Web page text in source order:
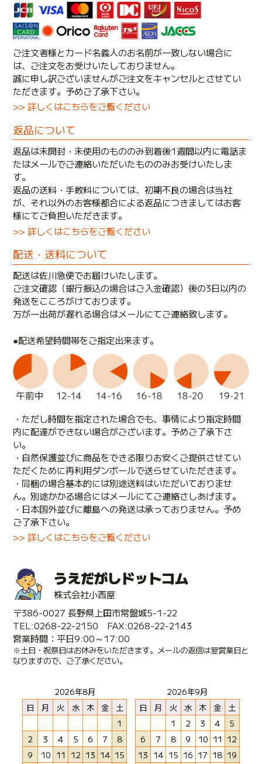
ご注文者様とカード名義人のお名前が一致しない場合に
は、ご注文をお受けいたしておりません。
誠に申し訳ございませんがご注文をキャンセルとさせてい
ただきます。予めご了承下さい。
>> 詳しくはこちらをご覧ください
返品について
返品は未開封・未使用のもののみ到着後1週間以内に電話ま
たはメールでご連絡いただいたもののみお受けいたしま
す。
返品の送料・手数料については、初期不良の場合は当社
が、それ以外のお客様都合による返品につきましてはお客
様にてご負担いただきます。
>> 詳しくはこちらをご覧ください
配送・送料について
配送は佐川急便でお届けいたします。
ご注文確認（銀行振込の場合はご入金確認）後の3日以内の
発送をこころがけております。
万が一出荷が遅れる場合はメールにてご連絡致します。
●配送希望時間帯をご指定出来ます。
・ただし時間を指定された場合でも、事情により指定時間
内に配達ができない場合がございます。予めご了承下さ
い。
・自然保護並びに商品をできる限りお安くご提供させてい
ただくために再利用ダンボールで送らせていただきます。
・同梱の場合基本的には別途送料はいただいておりませ
ん。別途かかる場合にはメールにてご連絡さしあげます。
・日本国外並びに離島への発送は承っておりません。予め
ご了承下さい。
>> 詳しくはこちらをご覧ください
うえだがしドットコム
株式会社小西屋
〒386-0027 長野県上田市常盤城5-1-22
TEL:0268-22-2150 FAX:0268-22-2143
営業時間：平日9:00～17:00
※土日・祝祭日はお休みをいただきます。メールの返信は翌営業日と
なりますので、ご了承ください。
2026年8月
日
月 火 水 木 金
土
1
2
3 4 5 6 7
8
9
10 11 12 13 14 15
2026年9月
日
月 火 水 木 金
土
1
2 3 4
5
6
7 8 9 10 11 12
13 14 15 16 17 18 19